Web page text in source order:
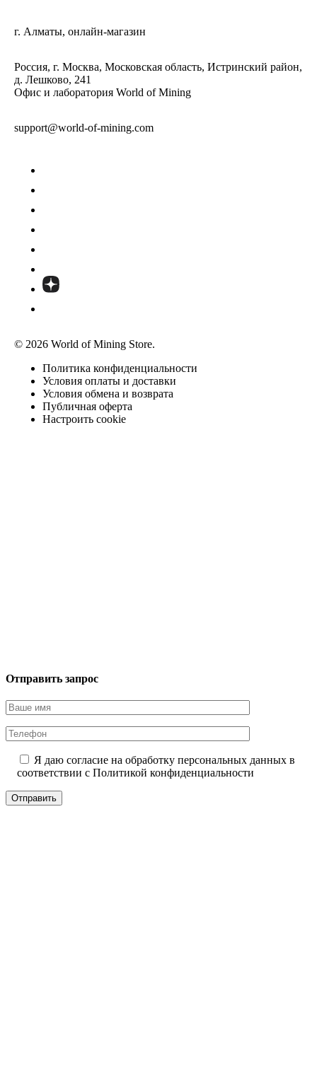
г. Алматы, онлайн-магазин
Россия, г. Москва, Московская область, Истринский район,
д. Лешково, 241
Офис и лаборатория World of Mining
support@world-of-mining.com
© 2026 World of Mining Store.
Политика конфиденциальности
Условия оплаты и доставки
Условия обмена и возврата
Публичная оферта
Настроить cookie
Отправить запрос
Я даю согласие на обработку персональных данных в
соответствии с Политикой конфиденциальности